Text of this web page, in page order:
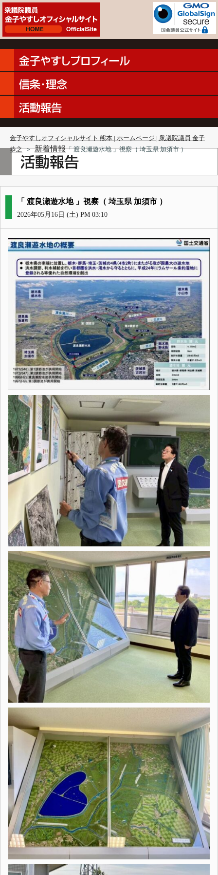
金子やすしオフィシャルサイト 熊本 | ホームページ | 衆議院議員 金子
恭之 ＞ 新着情報「 渡良瀬遊水地 」視察（ 埼玉県 加須市 ）
「 渡良瀬遊水地 」視察（ 埼玉県 加須市 ）
2026年05月16日 (土) PM 03:10